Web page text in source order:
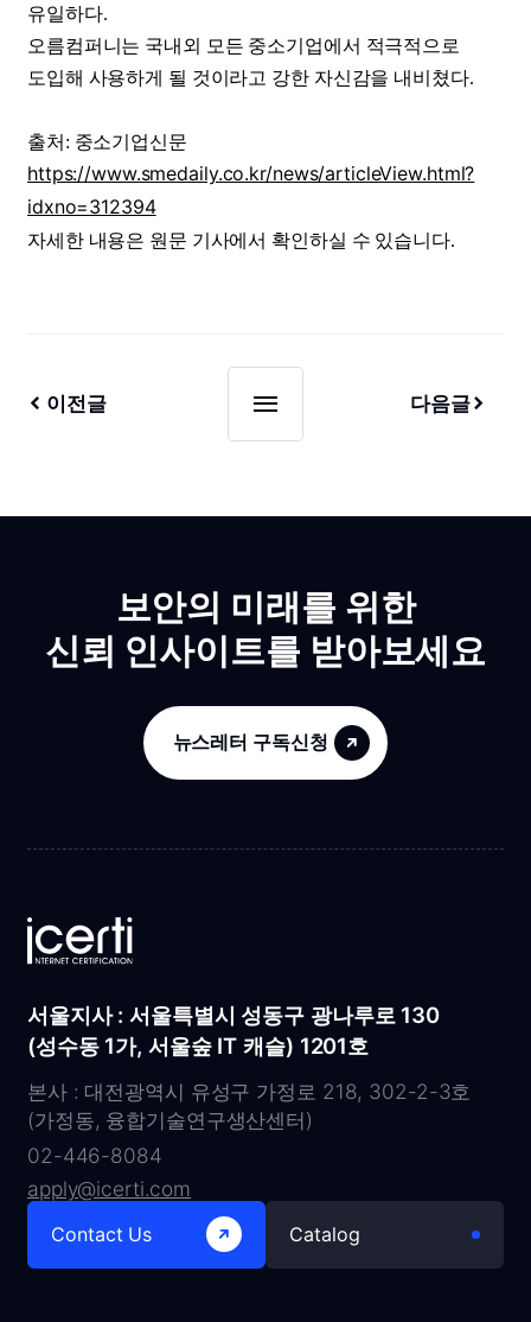
유일하다.
오름컴퍼니는 국내외 모든 중소기업에서 적극적으로
도입해 사용하게 될 것이라고 강한 자신감을 내비쳤다.
출처: 중소기업신문
https://www.smedaily.co.kr/news/articleView.html?
idxno=312394
자세한 내용은 원문 기사에서 확인하실 수 있습니다.
이전글 다음글
보안의 미래를 위한
신뢰 인사이트를 받아보세요
뉴스레터 구독신청
서울지사 : 서울특별시 성동구 광나루로 130
(성수동 1가, 서울숲 IT 캐슬) 1201호
본사 : 대전광역시 유성구 가정로 218, 302-2-3호
(가정동, 융합기술연구생산센터)
02-446-8084
apply@icerti.com
Contact Us Catalog